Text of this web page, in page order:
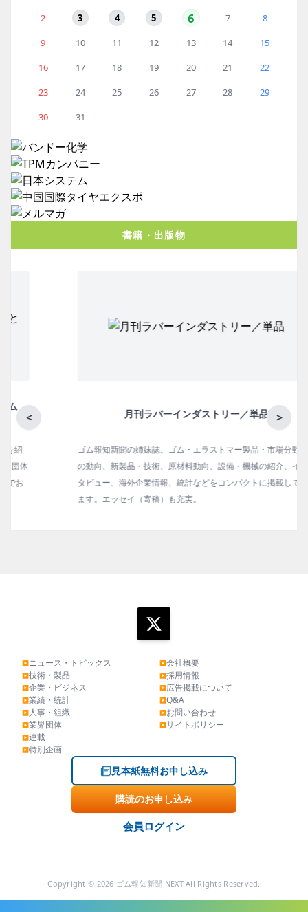
2
3 4 5 6 7
8
9
10 11 12 13 14
15
16
17 18 19 20 21
22
23
24 25 26 27 28
29
30
31
書籍・出版物
< >
月刊ラバーインダストリー／単品
ゴム報知新聞の姉妹誌。ゴム・エラストマー製品・市場分野別
の動向、新製品・技術、原材料動向、設備・機械の紹介、イン
タビュー、海外企業情報、統計などをコンパクトに掲載してい
ます。エッセイ（寄稿）も充実。
▶ニュース・トピックス
▶技術・製品
▶企業・ビジネス
▶業績・統計
▶人事・組織
▶業界団体
▶連載
▶特別企画
▶会社概要
▶採用情報
▶広告掲載について
▶Q&A
▶お問い合わせ
▶サイトポリシー
見本紙無料お申し込み
購読のお申し込み
会員ログイン
Copyright © 2026 ゴム報知新聞 NEXT All Rights Reserved.